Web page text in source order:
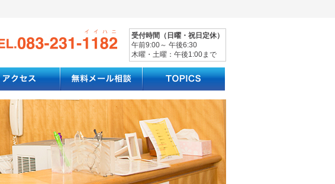
受付時間（日曜・祝日定休）
午前9:00～ 午後6:30
木曜・土曜：午後1:00まで